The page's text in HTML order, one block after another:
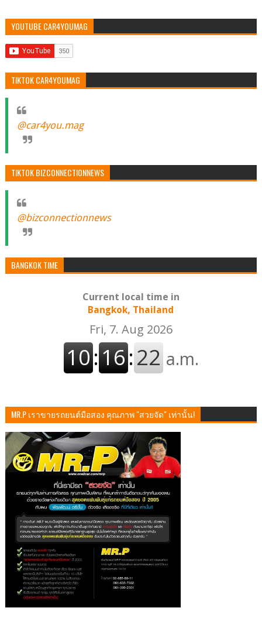
YOUTUBE CAR4YOUMAG
TIKTOK CAR4YOUMAG
@car4you.mag
TIKTOK BIZCONNECTIONNEWS
@bizconnectionnews
BANGKOK TIME
Current local time in
Bangkok, Thailand
MR.P เราขายรถยนต์มือสอง คุณภาพ "สวยจัด" เท่านั้น!